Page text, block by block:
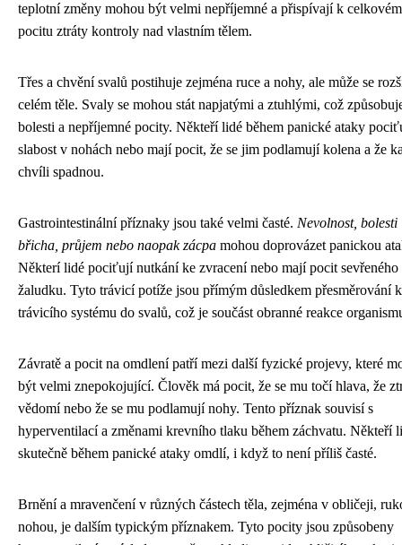
teplotní změny mohou být velmi nepříjemné a přispívají k
pocitu ztráty kontroly nad vlastním tělem.
Třes a chvění svalů postihuje zejména ruce a nohy, ale může se
celém těle. Svaly se mohou stát napjatými a ztuhlými, což
bolesti a nepříjemné pocity. Někteří lidé během panické ataky
slabost v nohách nebo mají pocit, že se jim podlamují kolena a že
chvíli spadnou.
Gastrointestinální příznaky jsou také velmi časté. Nevolnost, bolesti
břicha, průjem nebo naopak zácpa mohou doprovázet panickou
Některí lidé pociťují nutkání ke zvracení nebo mají pocit sevřeného
žaludku. Tyto trávicí potíže jsou přímým důsledkem přesměrování
trávicího systému do svalů, což je součást obranné reakce
Závratě a pocit na omdlení patří mezi další fyzické projevy, které
být velmi znepokojující. Člověk má pocit, že se mu točí hlava, že
vědomí nebo že se mu podlamují nohy. Tento příznak souvisí s
hyperventilací a změnami krevního tlaku během záchvatu. Někteří
skutečně během panické ataky omdlí, i když to není příliš časté.
Brnění a mravenčení v různých částech těla, zejména v obličeji,
nohou, je dalším typickým příznakem. Tyto pocity jsou způsobeny